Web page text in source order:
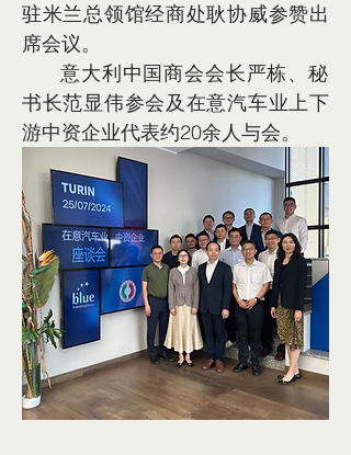
驻米兰总领馆经商处耿协威参赞出
席会议。
      意大利中国商会会长严栋、秘
书长范显伟参会及在意汽车业上下
游中资企业代表约20余人与会。